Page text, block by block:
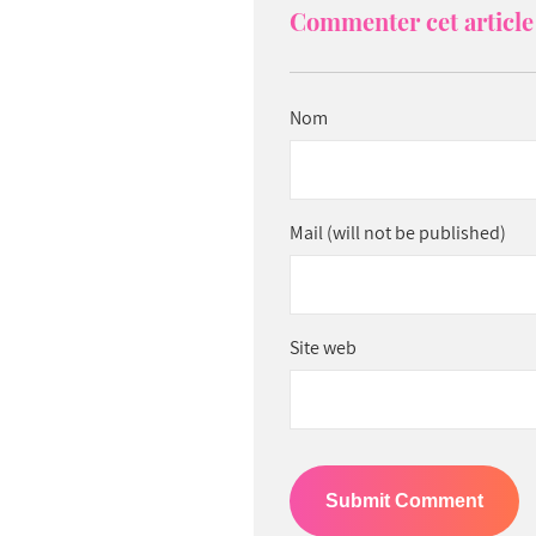
Commenter cet
Nom
Mail (will not be published)
Site web